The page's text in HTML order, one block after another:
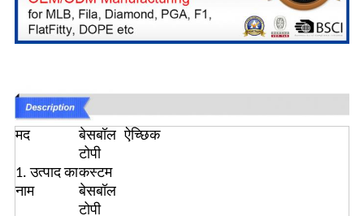
मद
बेसबॉल
टोपी
ऐच्छिक
1. उत्पाद का
नाम
कस्टम
बेसबॉल
टोपी